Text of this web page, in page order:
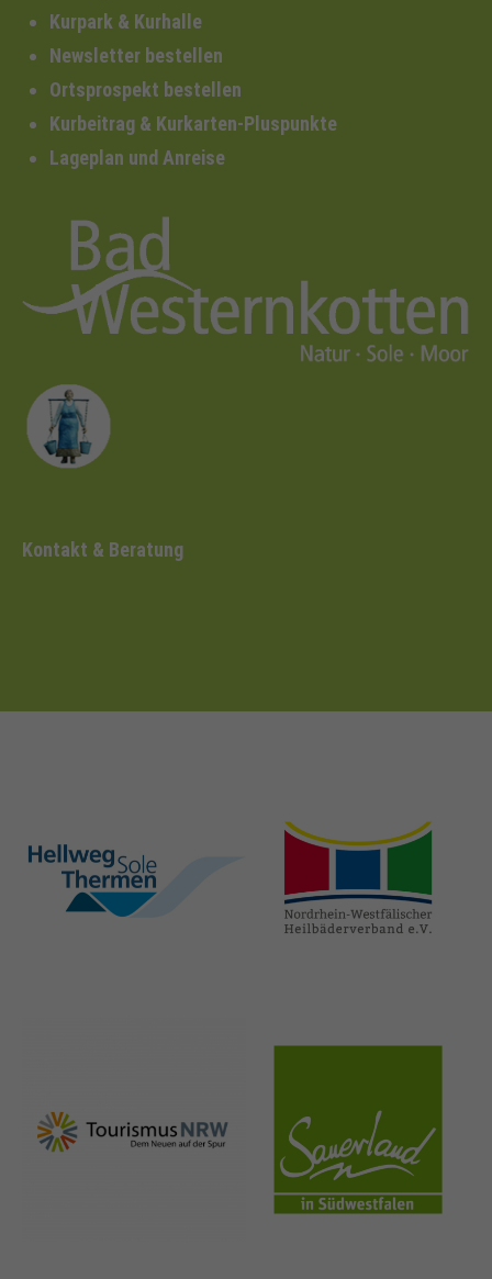
Kurpark & Kurhalle
Newsletter bestellen
Ortsprospekt bestellen
Kurbeitrag & Kurkarten-Pluspunkte
Lageplan und Anreise
Kontakt & Beratung
hellweg-sole-
thermen.de
heilbaeder.de
nrw-
tourismus.de
sauerland.co
m